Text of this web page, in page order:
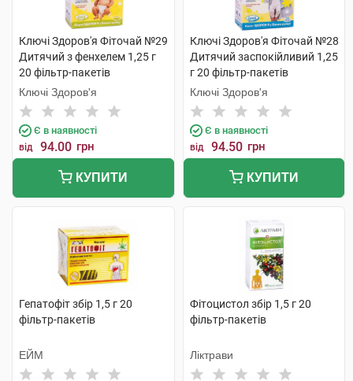
Ключі Здоров'я Фіточай №29
Дитячий з фенхелем 1,25 г
20 фільтр-пакетів
Ключі Здоров'я
Є в наявності
від 94.00 грн
КУПИТИ
Ключі Здоров'я Фіточай №28
Дитячий заспокійливий 1,25
г 20 фільтр-пакетів
Ключі Здоров'я
Є в наявності
від 94.50 грн
КУПИТИ
Гепатофіт збір 1,5 г 20
фільтр-пакетів
ЕЙМ
Фітоцистол збір 1,5 г 20
фільтр-пакетів
Ліктрави